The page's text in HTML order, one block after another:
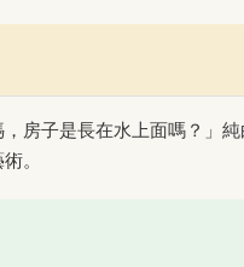
房子是長在水上面嗎？」
。